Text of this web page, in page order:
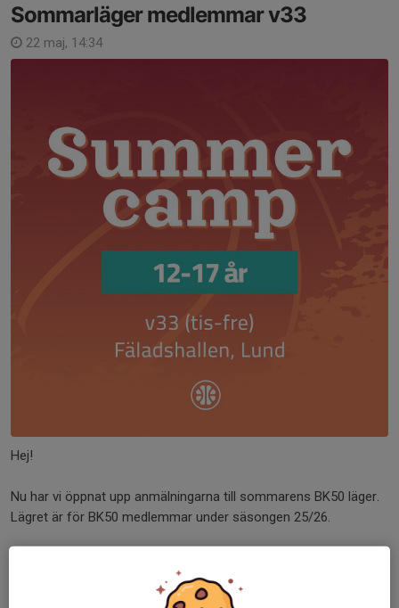
Sommarläger medlemmar v33
22 maj, 14:34
Hej!
Nu har vi öppnat upp anmälningarna till sommarens BK50 läger.
Lägret är för BK50 medlemmar under säsongen 25/26.
dagar och födda 2014-2009 tränar 4 dagar....